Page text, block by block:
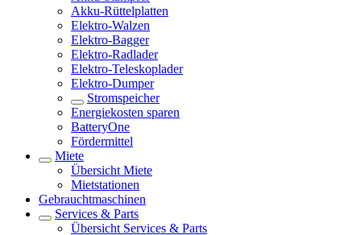
Akku-Rüttelplatten
Elektro-Walzen
Elektro-Bagger
Elektro-Radlader
Elektro-Teleskoplader
Elektro-Dumper
Stromspeicher
Energiekosten sparen
BatteryOne
Fördermittel
Miete
Übersicht Miete
Mietstationen
Gebrauchtmaschinen
Services & Parts
Übersicht Services & Parts